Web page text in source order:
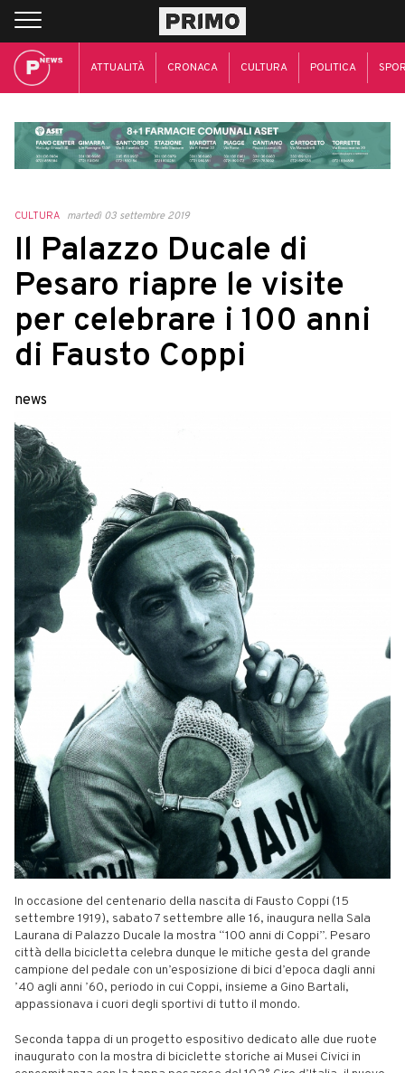
ATTUALITÀ CRONACA CULTURA POLITICA
CULTURA martedì 03 settembre 2019
Il Palazzo Ducale di
Pesaro riapre le visite
per celebrare i 100 anni
di Fausto Coppi
news
In occasione del centenario della nascita di Fausto Coppi (15
settembre 1919), sabato 7 settembre alle 16, inaugura nella Sala
Laurana di Palazzo Ducale la mostra “100 anni di Coppi”. Pesaro
città della bicicletta celebra dunque le mitiche gesta del grande
campione del pedale con un’esposizione di bici d’epoca dagli anni
’40 agli anni ’60, periodo in cui Coppi, insieme a Gino Bartali,
appassionava i cuori degli sportivi di tutto il mondo.
Seconda tappa di un progetto espositivo dedicato alle due ruote
inaugurato con la mostra di biciclette storiche ai Musei Civici in